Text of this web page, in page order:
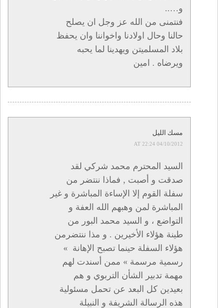
و…..
فنتمنى من الله عز وجل ان يصلح
حالنا وحال اولادنا واخواننا وان يحفظ
بلاد المسلميتن ويهدينا لما يحبه
ويرضاه . امين
مسك الليل
04/10/2012 AT 22:24
السيد المحترم محمد شركي لقد
صدقت و أصبت , فماذا ننتضر من
سفلة القوم إلا الإساءة المباشرة و غير
المباشرة لمن وهبهم الله العفة و
التواضع ، و السيد محمد البور من
طينة هؤلاء الأخيرين . و مذا ننتضرمن
هؤلاء السفلة حينما تصبح الإهانة »
رسمية مرسمة » ممن أسندت لهم
مهمة تدبير الشأن التربوي و هم
بعيدين كل البعد عن تحمل مسئولية
هذه الرسالة الشريفة و النبيلة